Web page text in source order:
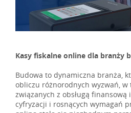
Kasy fiskalne online dla branży
Budowa to dynamiczna branża,
obliczu różnorodnych wyzwań, w
związanych z obsługą finansową
cyfryzacji i rosnących wymagań